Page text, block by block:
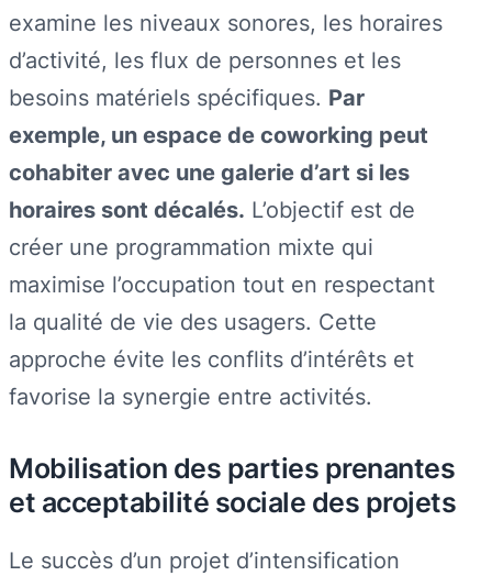
examine les niveaux sonores, les horaires
d’activité, les flux de personnes et les
besoins matériels spécifiques. Par
exemple, un espace de coworking peut
cohabiter avec une galerie d’art si les
horaires sont décalés. L’objectif est de
créer une programmation mixte qui
maximise l’occupation tout en respectant
la qualité de vie des usagers. Cette
approche évite les conflits d’intérêts et
favorise la synergie entre activités.
Mobilisation des parties prenantes
et acceptabilité sociale des projets
Le succès d’un projet d’intensification